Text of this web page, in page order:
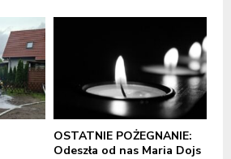
OSTATNIE POŻEGNANIE:
Odeszła od nas Maria Dojs